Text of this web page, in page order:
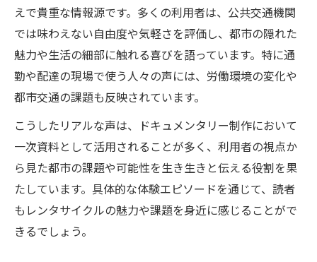
レンタサイクルと路上の安全課題を考える
都市の現場感を伝えるレンタサイクル体験
談
現場で働く人とレンタサイクル活用の実態
都市を走るレンタサイクルの物語と変化
レンタサイクルで描く都市のストーリーと
変遷
都市を駆けるレンタサイクルが生む人々の
繋がり
レンタサイクルが映す都市政策の変化を考
える
えで貴重な情報源です。多くの利用者は、公共交通機関
では味わえない自由度や気軽さを評価し、都市の隠れた
魅力や生活の細部に触れる喜びを語っています。特に通
勤や配達の現場で使う人々の声には、労働環境の変化や
都市交通の課題も反映されています。
こうしたリアルな声は、ドキュメンタリー制作において
一次資料として活用されることが多く、利用者の視点か
ら見た都市の課題や可能性を生き生きと伝える役割を果
たしています。具体的な体験エピソードを通じて、読者
もレンタサイクルの魅力や課題を身近に感じることがで
きるでしょう。